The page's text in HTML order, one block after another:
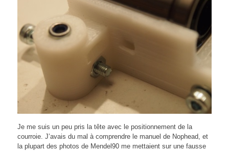
Je me suis un peu pris la tête avec le positionnement de la
courroie. J’avais du mal à comprendre le manuel de Nophead, et
la plupart des photos de Mendel90 me mettaient sur une fausse